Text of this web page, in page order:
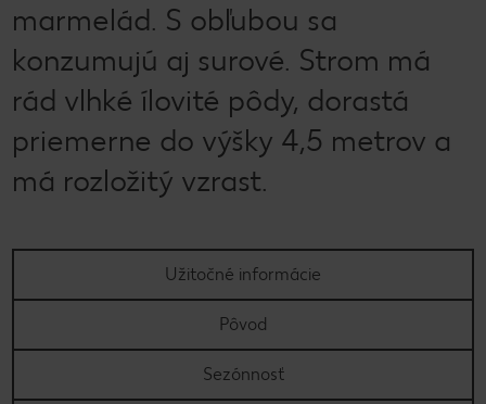
marmelád. S obľubou sa
konzumujú aj surové. Strom má
rád vlhké ílovité pôdy, dorastá
priemerne do výšky 4,5 metrov a
má rozložitý vzrast.
Užitočné informácie
Pôvod
Sezónnosť